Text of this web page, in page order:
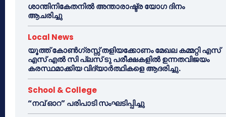
ശാന്തിനികേതനിൽ അന്താരാഷ്ട്ര യോഗ ദിനം
ആചരിച്ചു
Local News
യൂത്ത് കോൺഗ്രസ്സ് തളിയക്കോണം മേഖല കമ്മറ്റി എസ്
എസ് എൽ സി പ്ലസ് ടു പരീക്ഷകളിൽ ഉന്നതവിജയം
കരസ്ഥമാക്കിയ വിദ്യാർത്ഥികളെ ആദരിച്ചു.
School & College
“നവ് ഓറ” പരിപാടി സംഘടിപ്പിച്ചു